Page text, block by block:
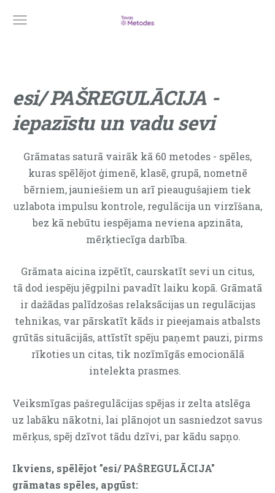
esi/ PAŠREGULĀCIJA -
iepazīstu un vadu sevi
Grāmatas saturā vairāk kā 60 metodes - spēles,
kuras spēlējot ģimenē, klasē, grupā, nometnē
bērniem, jauniešiem un arī pieaugušajiem tiek
uzlabota impulsu kontrole, regulācija un virzīšana,
bez kā nebūtu iespējama neviena apzināta,
mērķtiecīga darbība.
Grāmata aicina izpētīt, caurskatīt sevi un citus,
tā dod iespēju jēgpilni pavadīt laiku kopā. Grāmatā
ir dažādas palīdzošas relaksācijas un regulācijas
tehnikas, var pārskatīt kāds ir pieejamais atbalsts
grūtās situācijās, attīstīt spēju paņemt pauzi, pirms
rīkoties un citas, tik nozīmīgās emocionālā
intelekta prasmes.
Veiksmīgas pašregulācijas spējas ir zelta atslēga
uz labāku nākotni, lai plānojot un sasniedzot savus
mērķus, spēj dzīvot tādu dzīvi, par kādu sapņo.
Ikviens, spēlējot "esi/ PAŠREGULĀCIJA"
grāmatas spēles, apgūst: